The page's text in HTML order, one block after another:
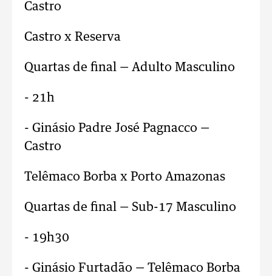
Castro
Castro x Reserva
Quartas de final — Adulto Masculino
- 21h
- Ginásio Padre José Pagnacco —
Castro
Telêmaco Borba x Porto Amazonas
Quartas de final — Sub-17 Masculino
- 19h30
- Ginásio Furtadão — Telêmaco Borba